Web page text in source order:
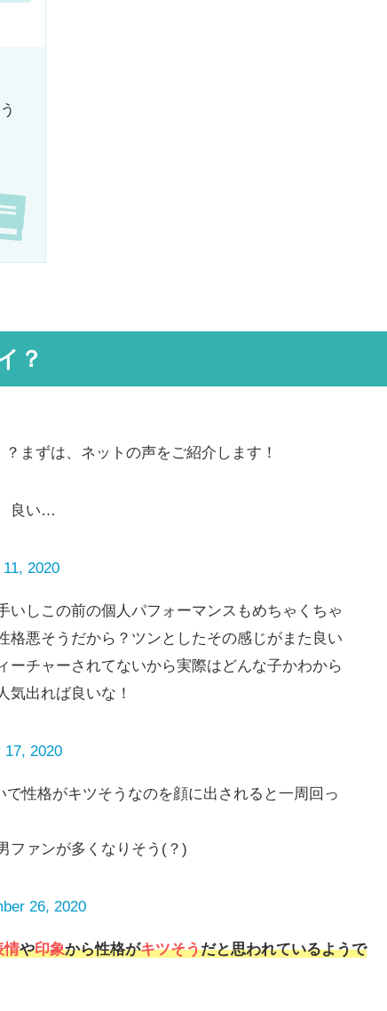
？
まずは、ネットの声をご紹介します！
良い…
2020
いしこの前の個人パフォーマンスもめちゃくちゃ
格悪そうだから？ツンとしたその感じがまた良い
ーチャーされてないから実際はどんな子かわから
気出れば良いな！
17, 2020
性格がキツそうなのを顔に出されると一周回っ
ファンが多くなりそう(？)
26, 2020
情や印象から性格がキツそうだと思われているようで